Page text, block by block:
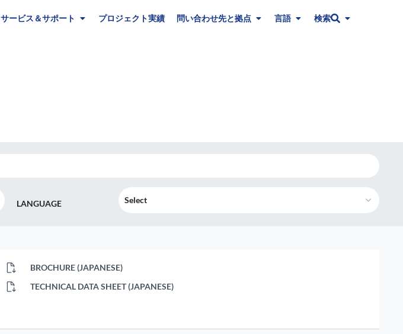
サービス＆サポート プロジェクト実績 問い合わせ先と拠点 言語 検索
LANGUAGE Select
BROCHURE (JAPANESE)
TECHNICAL DATA SHEET (JAPANESE)